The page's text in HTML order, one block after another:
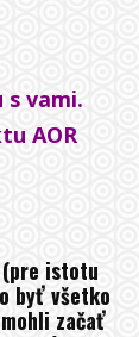
s vami.
AOR
istotu
byť všetko
začať